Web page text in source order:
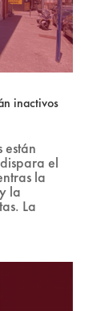
inactivos
están
el
la
la
La